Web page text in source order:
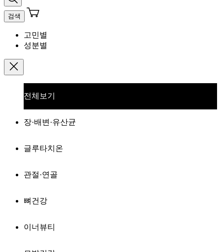
검색
고민별
성분별
전체보기
장·배변·유산균
글루타치온
관절·연골
뼈건강
이너뷰티